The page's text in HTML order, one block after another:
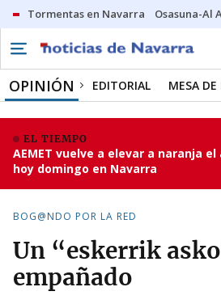
Tormentas en Navarra Osasuna-Al
OPINIÓN EDITORIAL MESA DE
EL TIEMPO
AEMET vuelve a elevar a naranja
hoy domingo en Navarra
BOG@NDO POR LA RED
Un “eskerrik
empañado